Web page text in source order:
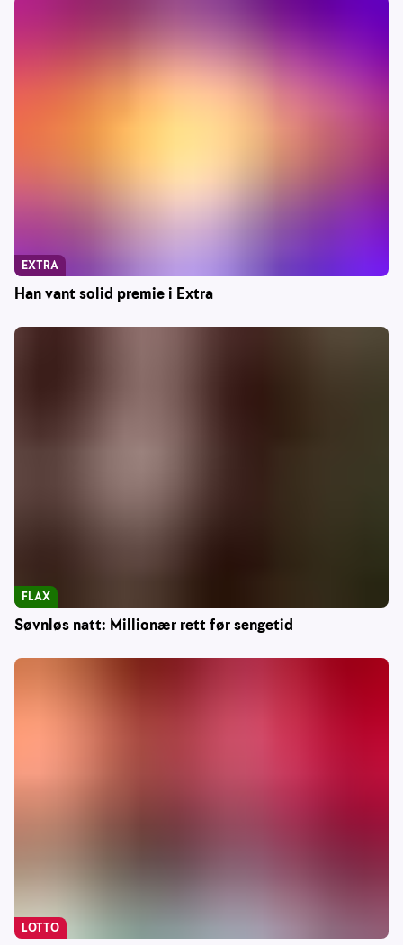
Han vant solid premie i Extra
EXTRA
Søvnløs natt: Millionær rett før sengetid
FLAX
LOTTO